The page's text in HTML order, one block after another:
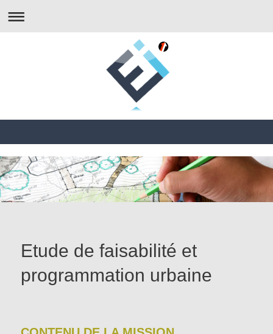
Etude de faisabilité et
programmation urbaine